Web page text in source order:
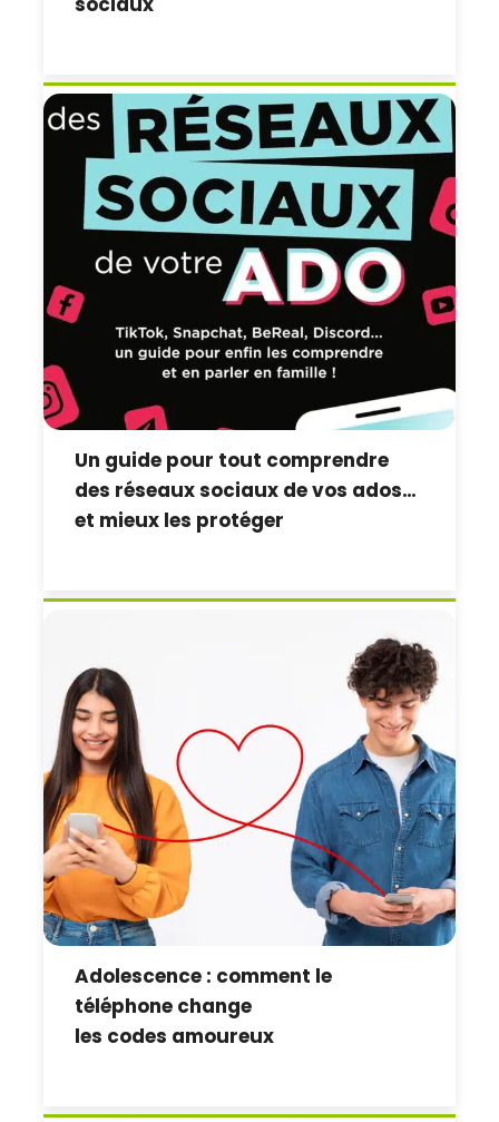
Un guide pour tout comprendre
des réseaux sociaux de vos ados…
et mieux les protéger
Adolescence : comment le
téléphone change
les codes amoureux